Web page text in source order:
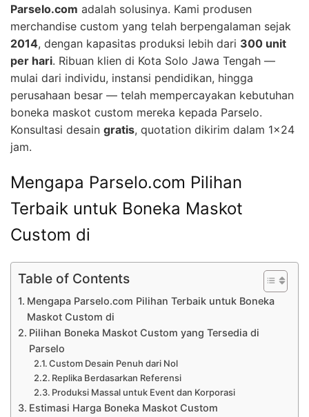
Parselo.com adalah solusinya. Kami produsen
merchandise custom yang telah berpengalaman sejak
2014, dengan kapasitas produksi lebih dari 300 unit
per hari. Ribuan klien di Kota Solo Jawa Tengah —
mulai dari individu, instansi pendidikan, hingga
perusahaan besar — telah mempercayakan kebutuhan
boneka maskot custom mereka kepada Parselo.
Konsultasi desain gratis, quotation dikirim dalam 1×24
jam.
Mengapa Parselo.com Pilihan
Terbaik untuk Boneka Maskot
Custom di
Table of Contents
Mengapa Parselo.com Pilihan Terbaik untuk Boneka
Maskot Custom di
Pilihan Boneka Maskot Custom yang Tersedia di
Parselo
Custom Desain Penuh dari Nol
Replika Berdasarkan Referensi
Produksi Massal untuk Event dan Korporasi
Estimasi Harga Boneka Maskot Custom